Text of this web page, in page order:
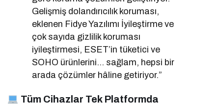
Gelişmiş dolandırıcılık koruması,
eklenen Fidye Yazılımı İyileştirme ve
çok sayıda gizlilik koruması
iyileştirmesi, ESET’in tüketici ve
SOHO ürünlerini… sağlam, hepsi bir
arada çözümler hâline getiriyor.”
Tüm Cihazlar Tek Platformda